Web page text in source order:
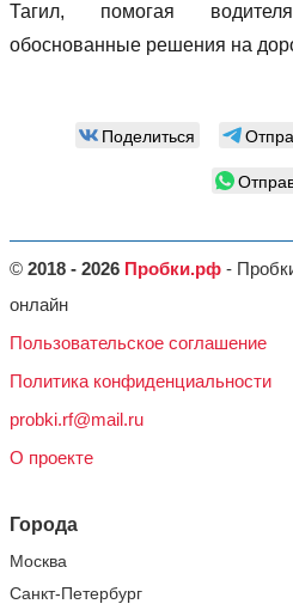
Тагил, помогая
обоснованные решения на
Поделиться
© 2018 - 2026 Пробки.рф -
онлайн
Пользовательское соглашение
Политика конфиденциальности
probki.rf@mail.ru
О проекте
Города
Москва
Санкт-Петербург